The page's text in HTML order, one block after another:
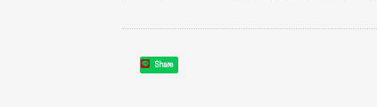
Share